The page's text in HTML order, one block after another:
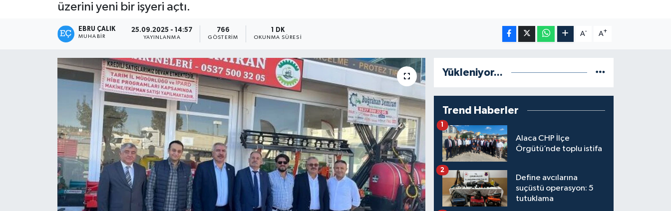
üzerini yeni bir işyeri açtı.
EBRU ÇALIK
MUHABIR
25.09.2025 - 14:57
YAYINLANMA
766
GÖSTERIM
1 DK
OKUNMA SÜRESI
A- A+
Yükleniyor...
Trend Haberler
Alaca CHP İlçe
Örgütü’nde toplu istifa
1
Define avcılarına
suçüstü operasyon: 5
tutuklama
2